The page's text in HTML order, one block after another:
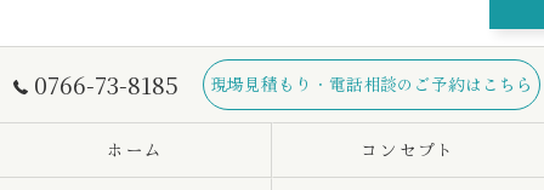
0766-73-8185 現場見積もり・電話相談のご予約はこちら
ホーム コンセプト